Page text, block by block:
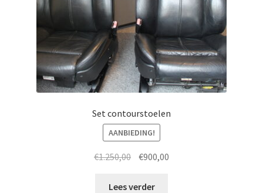
Set contourstoelen
AANBIEDING!
€1.250,00
Oorspronkelijke
was:
€900,00Huidige
Lees verder